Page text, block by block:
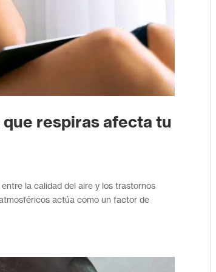
respiras afecta tu
la calidad del aire y los trastornos
actúa como un factor de